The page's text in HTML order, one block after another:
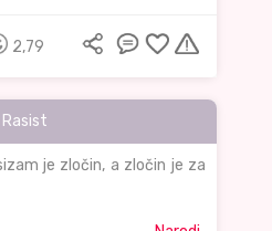
2,79
Rasist
je zločin, a zločin je za